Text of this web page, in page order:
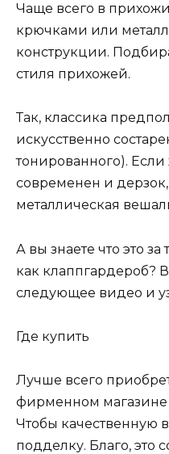
Чаще всего в
крючками или
конструкции.
стиля прихожей.
Так, классика
искусственно
тонированного).
современен и дерзок,
металлическая
А вы знаете что это
как клаппгардероб?
следующее видео и
Где купить
Лучше всего
фирменном магазине
Чтобы качественную
подделку. Благо, это